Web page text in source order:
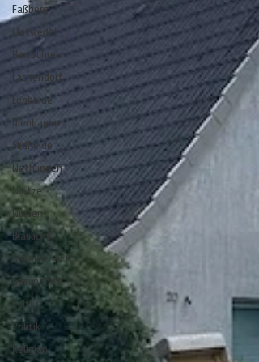
Faßberg
Flotwedel
Hambühren
Lachendorf
Lohheide
Nienhagen
Südheide
Wathlingen
Wietze
Winsen
Blaulicht
Gesellschaft
Gesundheit
Kultur
Politik
Religion